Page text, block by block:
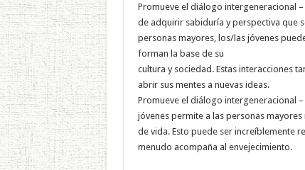
Promueve el diálogo intergeneracional
de adquirir sabiduría y perspectiva que
personas mayores, los/las jóvenes
forman la base de su
cultura y sociedad. Estas interacciones
abrir sus mentes a nuevas ideas.
Promueve el diálogo intergeneracional
jóvenes permite a las personas
de vida. Esto puede ser increíblemente
menudo acompaña al envejecimiento.